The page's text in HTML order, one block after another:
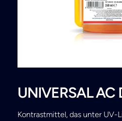
UNIVERSAL AC
Kontrastmittel, das unter